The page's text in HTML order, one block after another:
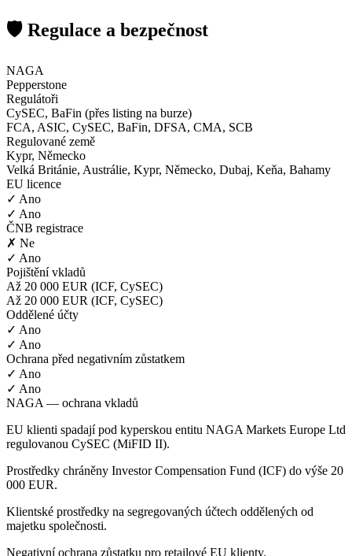
🛡️ Regulace a bezpečnost
NAGA
Pepperstone
Regulátoři
CySEC, BaFin (přes listing na burze)
FCA, ASIC, CySEC, BaFin, DFSA, CMA, SCB
Regulované země
Kypr, Německo
Velká Británie, Austrálie, Kypr, Německo, Dubaj, Keňa, Bahamy
EU licence
✓ Ano
✓ Ano
ČNB registrace
✗ Ne
✓ Ano
Pojištění vkladů
Až 20 000 EUR (ICF, CySEC)
Až 20 000 EUR (ICF, CySEC)
Oddělené účty
✓ Ano
✓ Ano
Ochrana před negativním zůstatkem
✓ Ano
✓ Ano
NAGA — ochrana vkladů
EU klienti spadají pod kyperskou entitu NAGA Markets Europe Ltd
regulovanou CySEC (MiFID II).
Prostředky chráněny Investor Compensation Fund (ICF) do výše 20
000 EUR.
Klientské prostředky na segregovaných účtech oddělených od
majetku společnosti.
Negativní ochrana zůstatku pro retailové EU klienty.